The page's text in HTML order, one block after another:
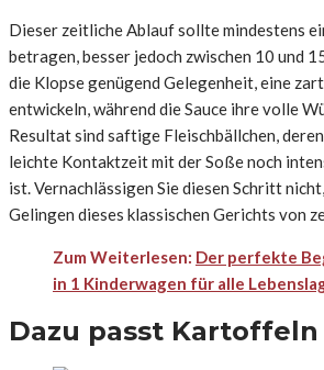
Dieser zeitliche Ablauf sollte mindestens
betragen, besser jedoch zwischen 10 und
die Klopse genügend Gelegenheit, eine
entwickeln, während die Sauce ihre volle
Resultat sind saftige Fleischbällchen,
leichte Kontaktzeit mit der Soße noch
ist. Vernachlässigen Sie diesen Schritt
Gelingen dieses klassischen Gerichts von
Zum Weiterlesen: Der perfekte
in 1 Kinderwagen für alle
Dazu passt Kartoffeln